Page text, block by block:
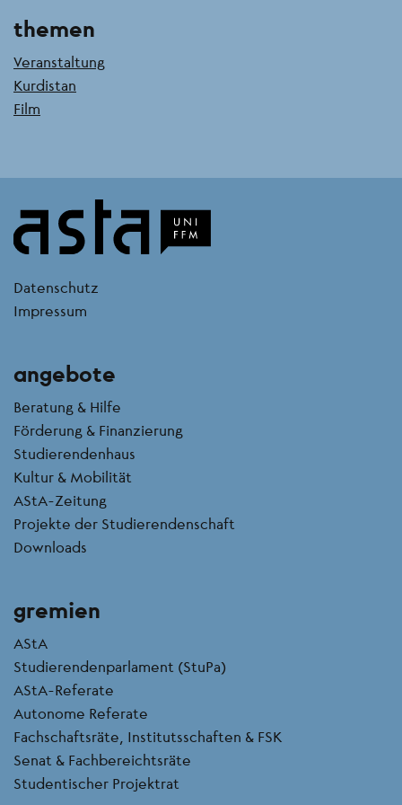
themen
Veranstaltung
Kurdistan
Film
kontakt
Datenschutz
Impressum
angebote
Beratung & Hilfe
Förderung & Finanzierung
Studierendenhaus
Kultur & Mobilität
AStA-Zeitung
Projekte der Studierendenschaft
Downloads
gremien
AStA
Studierendenparlament (StuPa)
AStA-Referate
Autonome Referate
Fachschaftsräte, Institutsschaften & FSK
Senat & Fachbereichtsräte
Studentischer Projektrat